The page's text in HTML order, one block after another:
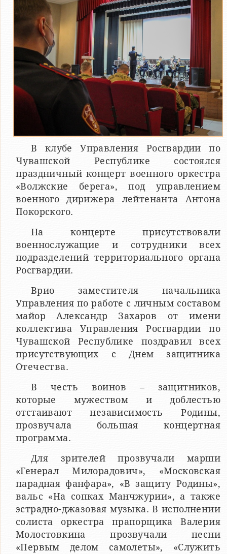
В клубе Управления Росгвардии по
Чувашской Республике состоялся
праздничный концерт военного оркестра
«Волжские берега», под управлением
военного дирижера лейтенанта Антона
Покорского.
На концерте присутствовали
военнослужащие и сотрудники всех
подразделений территориального органа
Росгвардии.
Врио заместителя начальника
Управления по работе с личным составом
майор Александр Захаров от имени
коллектива Управления Росгвардии по
Чувашской Республике поздравил всех
присутствующих с Днем защитника
Отечества.
В честь воинов – защитников,
которые мужеством и доблестью
отстаивают независимость Родины,
прозвучала большая концертная
программа.
Для зрителей прозвучали марши
«Генерал Милорадович», «Московская
парадная фанфара», «В защиту Родины»,
вальс «На сопках Манчжурии», а также
эстрадно-джазовая музыка. В исполнении
солиста оркестра прапорщика Валерия
Молостовкина прозвучали песни
«Первым делом самолеты», «Служить